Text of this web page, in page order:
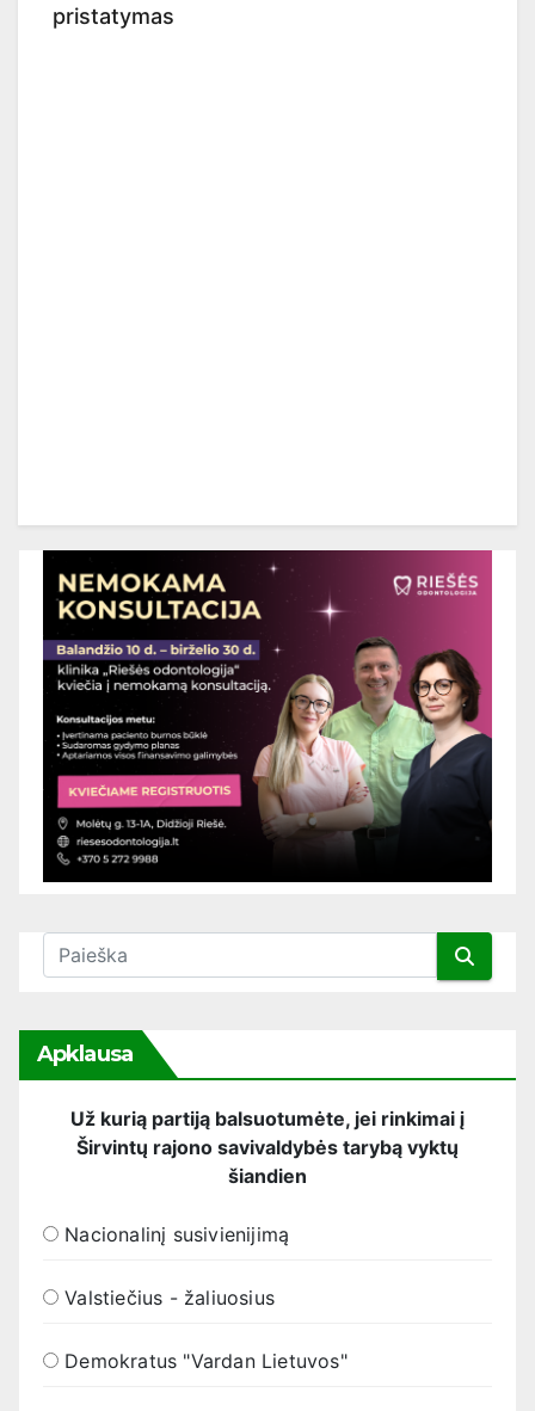
pristatymas
Apklausa
Už kurią partiją balsuotumėte, jei rinkimai į
Širvintų rajono savivaldybės tarybą vyktų
šiandien
Nacionalinį susivienijimą
Valstiečius - žaliuosius
Demokratus "Vardan Lietuvos"